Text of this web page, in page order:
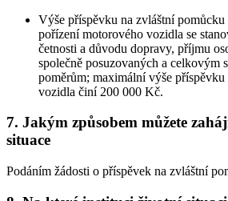
Výše příspěvku na zvláštní pomůcku
pořízení motorového vozidla se
četnosti a důvodu dopravy, příjmu
společně posuzovaných a celkovým
poměrům; maximální výše
vozidla činí 200 000 Kč.
7. Jakým způsobem můžete
situace
Podáním žádosti o příspěvek na zvláštní